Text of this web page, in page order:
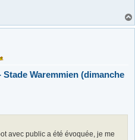
Waremmien (dimanche
avec public a été évoquée, je me